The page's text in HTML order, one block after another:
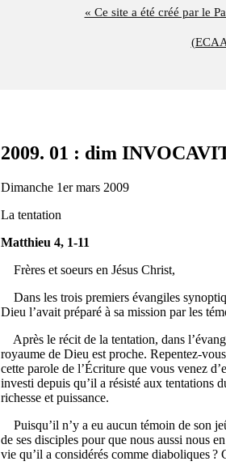
« Ce site a été créé par le
2009. 01 : dim
Dimanche 1er mars 2009
La tentation
Matthieu 4, 1-11
Frères et soeurs en Jésus Christ,
Dans les trois premiers évangiles
Dieu l’avait préparé à sa mission par les
Après le récit de la tentation, dans
royaume de Dieu est proche. Repentez-
cette parole de l’Écriture que vous venez
investi depuis qu’il a résisté aux tentations
richesse et puissance.
Puisqu’il n’y a eu aucun témoin de son
de ses disciples pour que nous aussi nous
vie qu’il a considérés comme diaboliques